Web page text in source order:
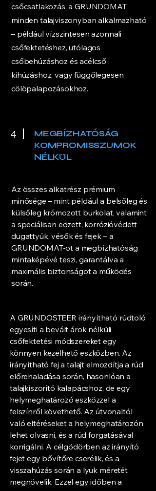
csőcsatlakozás, a GRUNDOMAT
minden talajviszonyban alkalmazható
– például vízszintesen azonnali
csőfektetéshez, utólagos
csőbehúzáshoz és acélcső
kihúzáshoz, vagy függőlegesen
cölöpalapozásokhoz.
4
MEGBÍZHATÓSÁG
KOMPROMISSZUMOK
NÉLKÜL
Az összes alkatrész prémium
minősége – mint például a belsőleg és
külsőleg krómozott burkolat, valamint
a speciálisan edzett, korrózióvédett
dugattyúk, vésők és fejek – a
GRUNDOMAT-ot a megbízhatóság
mintaképévé teszi, garantálva a
maximális biztonságot a működés
során.
A GRUNDOSTEER irányítható rúdtoló
egyesíti a bevált árok nélküli
csőfektetési módszereket egy
könnyen kezelhető eszközben. Az
irányítható fej a talajt elmozdítja a rúd
előrehaladása során, hasonlóan a
talajkiszorító kalapácshoz, de egy
helymeghatározó eszközzel a
felszínről követhető. Az útvonaltól
való eltéréseket a helymeghatározón
lehet olvasni, és a rúd forgatásával
korrigálni. A célgödörben az irányító
fejet egy bővítőre cserélik, és a
visszahúzás során a lyuk méretét
megnövelik. Ezzel egy időben a